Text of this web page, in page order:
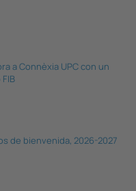
a Connèxia UPC con un
de bienvenida, 2026-2027